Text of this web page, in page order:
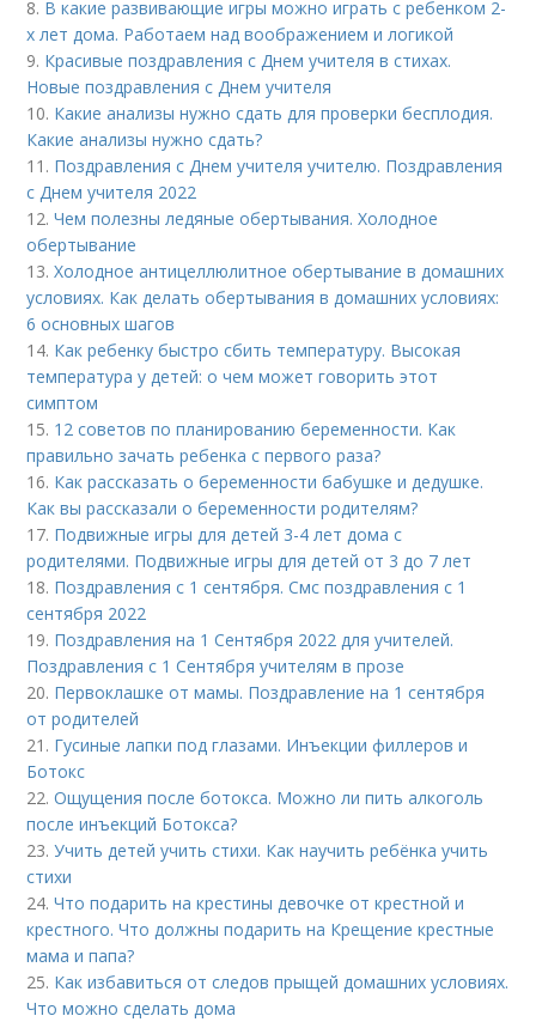
8. В какие развивающие игры можно играть с ребенком 2-
х лет дома. Работаем над воображением и логикой
9. Красивые поздравления с Днем учителя в стихах.
Новые поздравления с Днем учителя
10. Какие анализы нужно сдать для проверки бесплодия.
Какие анализы нужно сдать?
11. Поздравления с Днем учителя учителю. Поздравления
с Днем учителя 2022
12.Чем полезны ледяные обертывания. Холодное
обертывание
13.Холодное антицеллюлитное обертывание в домашних
условиях. Как делать обертывания в домашних условиях:
6 основных шагов
14. Как ребенку быстро сбить температуру. Высокая
температура у детей: о чем может говорить этот
симптом
15. 12 советов по планированию беременности. Как
правильно зачать ребенка с первого раза?
16. Как рассказать о беременности бабушке и дедушке.
Как вы рассказали о беременности родителям?
17. Подвижные игры для детей 3-4 лет дома с
родителями. Подвижные игры для детей от 3 до 7 лет
18. Поздравления с 1 сентября. Смс поздравления с 1
сентября 2022
19. Поздравления на 1 Сентября 2022 для учителей.
Поздравления с 1 Сентября учителям в прозе
20. Первоклашке от мамы. Поздравление на 1 сентября
от родителей
21. Гусиные лапки под глазами. Инъекции филлеров и
Ботокс
22.Ощущения после ботокса. Можно ли пить алкоголь
после инъекций Ботокса?
23.Учить детей учить стихи. Как научить ребёнка учить
стихи
24.Что подарить на крестины девочке от крестной и
крестного. Что должны подарить на Крещение крестные
мама и папа?
25. Как избавиться от следов прыщей домашних условиях.
Что можно сделать дома